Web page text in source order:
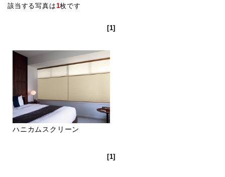
該当する写真は1枚です
[1]
ハニカムスクリーン
[1]